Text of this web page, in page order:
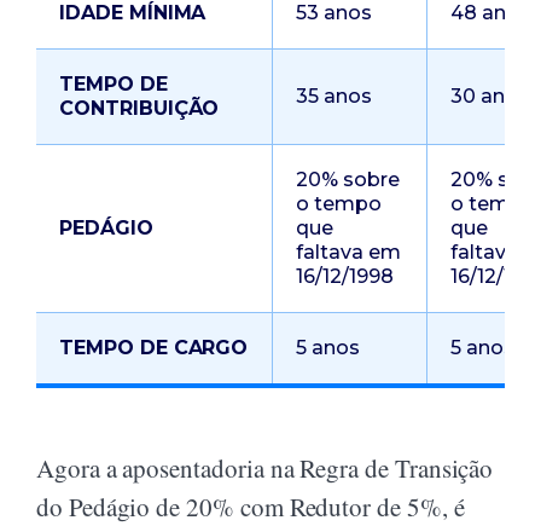
IDADE MÍNIMA 53 anos 48 anos
TEMPO DE
CONTRIBUIÇÃO
35 anos 30 anos
PEDÁGIO
20% sobre
o tempo
que
faltava em
16/12/1998
20%
o tempo
que
faltava
16/12/
TEMPO DE CARGO 5 anos 5 anos
Agora a aposentadoria na Regra de Transição
do Pedágio de 20% com Redutor de 5%, é